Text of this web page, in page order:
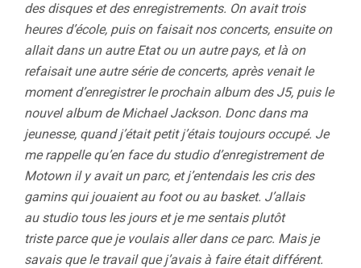
des disques et des enregistrements. On avait trois
heures d’école, puis on faisait nos concerts, ensuite on
allait dans un autre Etat ou un autre pays, et là on
refaisait une autre série de concerts, après venait le
moment d’enregistrer le prochain album des J5, puis le
nouvel album de Michael Jackson. Donc dans ma
jeunesse, quand j’était petit j’étais toujours occupé. Je
me rappelle qu’en face du studio d’enregistrement de
Motown il y avait un parc, et j’entendais les cris des
gamins qui jouaient au foot ou au basket. J’allais
au studio tous les jours et je me sentais plutôt
triste parce que je voulais aller dans ce parc. Mais je
savais que le travail que j’avais à faire était différent.